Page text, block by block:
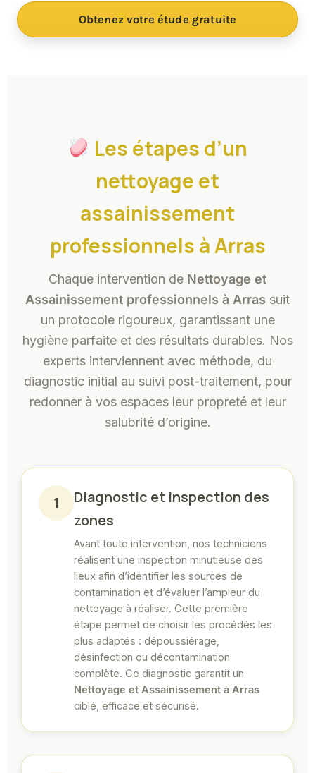
Obtenez votre étude gratuite
Les étapes d’un
nettoyage et
assainissement
professionnels à Arras
Chaque intervention de Nettoyage et
Assainissement professionnels à Arras suit
un protocole rigoureux, garantissant une
hygiène parfaite et des résultats durables. Nos
experts interviennent avec méthode, du
diagnostic initial au suivi post-traitement, pour
redonner à vos espaces leur propreté et leur
salubrité d’origine.
1
Diagnostic et inspection des
zones
Avant toute intervention, nos techniciens
réalisent une inspection minutieuse des
lieux afin d’identifier les sources de
contamination et d’évaluer l’ampleur du
nettoyage à réaliser. Cette première
étape permet de choisir les procédés les
plus adaptés : dépoussiérage,
désinfection ou décontamination
complète. Ce diagnostic garantit un
Nettoyage et Assainissement à Arras
ciblé, efficace et sécurisé.